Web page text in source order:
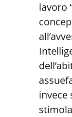
lavoro
invece